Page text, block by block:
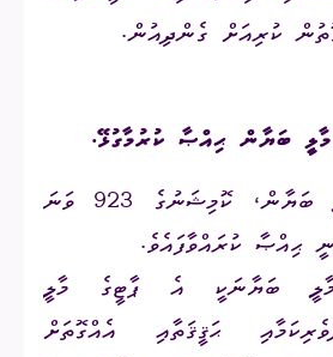
ކުރިއަށް ގެންދިއުން.
ބަޔާން ޙިއްޞާ ކުރުމާގުޅޭ.
ޖުމްހޫރީ ޕާޓީގެ މާލީ ބަޔާން، ކޮމިޝަނުގެ 923 ވަނަ
ޙިއްޞާ ކުރައްވާފައެވެ.
ބަޔާނަކީ އެ ޕާޓީގެ މާލީ
ޙަޤީޤަތާއި އެއްގޮތަށް